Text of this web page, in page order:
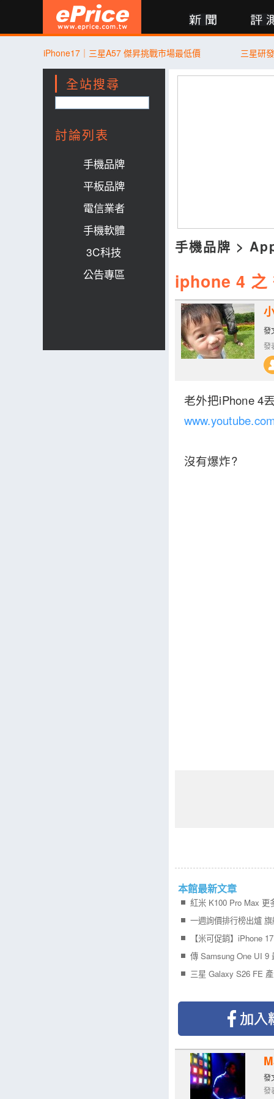
評測 討論 產品 買賣 登入
iPhone17｜三星A57 傑昇挑戰市場最低價 三星研
全站搜尋
討論列表
手機品牌
平板品牌
電信業者
手機軟體
3C科技
公告專區
手機品牌 >
iphone 4 之
發
發
老外把iPhone4
沒有爆炸?
本館最新文章
發
發